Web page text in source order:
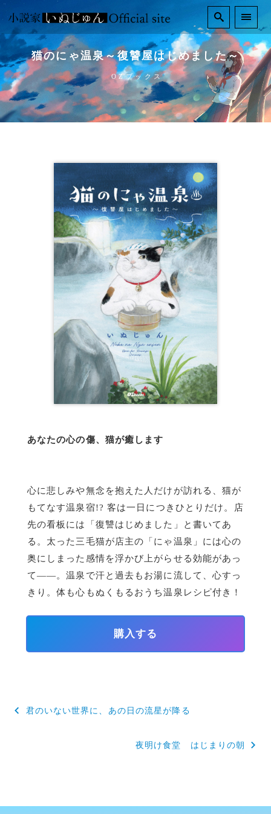
猫のにゃ温泉～復讐屋はじめました～
OZブックス
あなたの心の傷、猫が癒します
心に悲しみや無念を抱えた人だけが訪れる、猫が
もてなす温泉宿!? 客は一日につきひとりだけ。店
先の看板には「復讐はじめました」と書いてあ
る。太った三毛猫が店主の「にゃ温泉」には心の
奥にしまった感情を浮かび上がらせる効能があっ
て――。温泉で汗と過去もお湯に流して、心すっ
きり。体も心もぬくもるおうち温泉レシピ付き！
購入する
投
君のいない世界に、あの日の流星が降る
夜明け食堂 はじまりの朝